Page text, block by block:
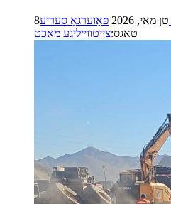
8טן מאי, 2026
טאַגס:צייטווייליגע מאַכט